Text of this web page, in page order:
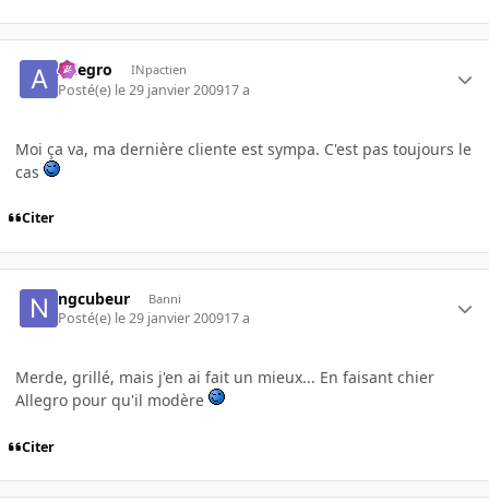
Allegro INpactien
Posté(e) le 29 janvier 200917 a
Moi ça va, ma dernière cliente est sympa. C'est pas toujours le
cas
Citer
ngcubeur Banni
Posté(e) le 29 janvier 200917 a
Merde, grillé, mais j'en ai fait un mieux... En faisant chier
Allegro pour qu'il modère
Citer